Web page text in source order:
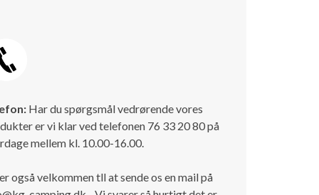
Har du spørgsmål vedrørende vores
er vi klar ved telefonen 76 33 20 80 på
mellem kl. 10.00-16.00.
også velkommen tll at sende os en mail på